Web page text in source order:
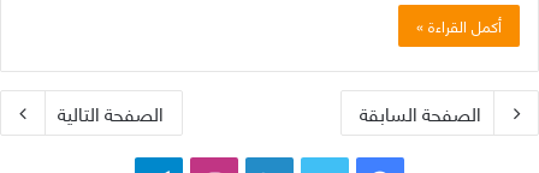
أكمل القراءة »
الصفحة السابقة الصفحة التالية